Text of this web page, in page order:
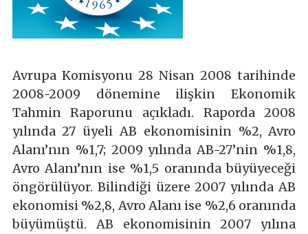
Avrupa Komisyonu 28 Nisan 2008 tarihinde
2008-2009 dönemine ilişkin Ekonomik
Tahmin Raporunu açıkladı. Raporda 2008
yılında 27 üyeli AB ekonomisinin %2, Avro
Alanı’nın %1,7; 2009 yılında AB-27’nin %1,8,
Avro Alanı’nın ise %1,5 oranında büyüyeceği
öngörülüyor. Bilindiği üzere 2007 yılında AB
ekonomisi %2,8, Avro Alanı ise %2,6 oranında
büyümüştü. AB ekonomisinin 2007 yılına